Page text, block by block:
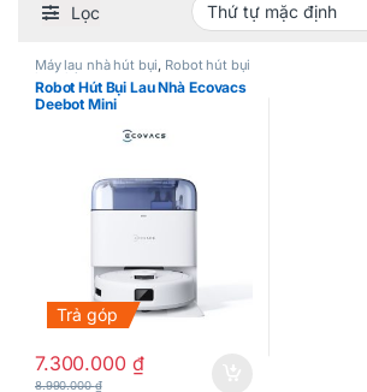
Lọc
Máy lau nhà hút bụi, Robot hút bụi
lau nhà
Robot Hút Bụi Lau Nhà Ecovacs
Deebot Mini
Trả góp
7.300.000 ₫
8.990.000₫